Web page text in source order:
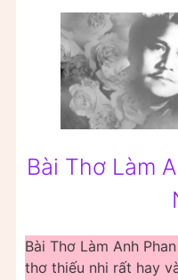
Bài Thơ Làm
Bài Thơ Làm Anh
thơ thiếu nhi rất hay